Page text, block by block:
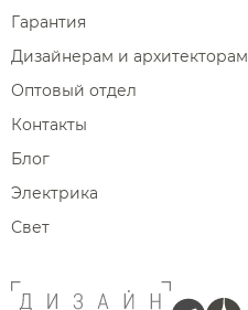
Гарантия
Дизайнерам и архитекторам
Оптовый отдел
Контакты
Блог
Электрика
Свет